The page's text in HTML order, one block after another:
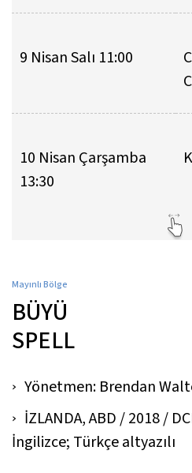
9 Nisan Salı 11:00
10 Nisan Çarşamba
13:30
Mayınlı Bölge
BÜYÜ
SPELL
Yönetmen: Brendan
İZLANDA, ABD / 2018 /
İngilizce; Türkçe altyazılı